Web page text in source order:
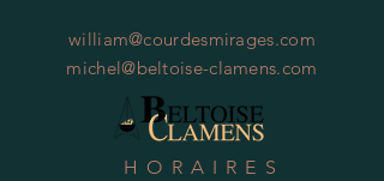
william@courdesmirages.com
michel@beltoise-clamens.com
HORAIRES